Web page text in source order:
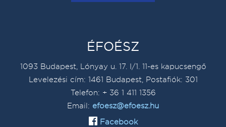
ÉFOÉSZ
1093 Budapest, Lónyay u. 17. I/1. 11-es kapucsengő
Levelezési cím: 1461 Budapest, Postafiók: 301
Telefon: + 36 1 411 1356
Email: efoesz@efoesz.hu
Facebook